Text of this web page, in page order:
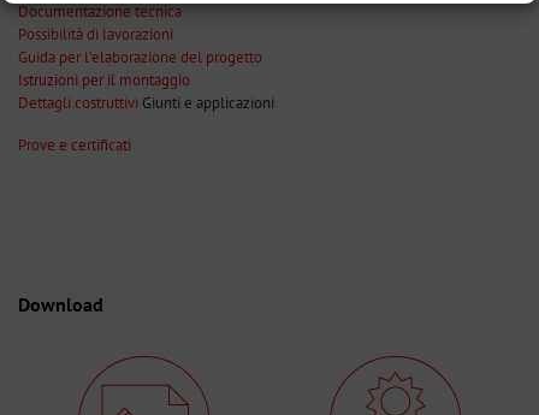
Documentazione tecnica
Possibilità di lavorazioni
Guida per l’elaborazione del progetto
Istruzioni per il montaggio
Dettagli costruttivi Giunti e applicazioni
Prove e certificati
Download